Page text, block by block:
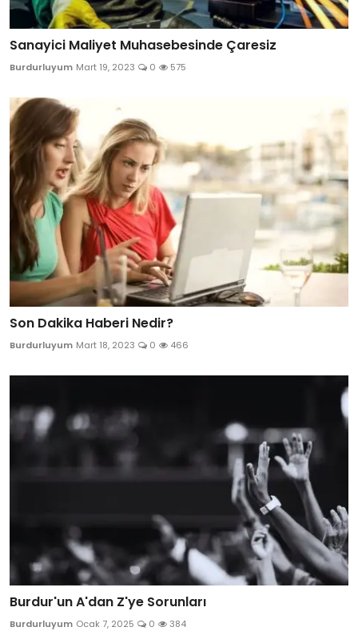
Sanayici Maliyet Muhasebesinde Çaresiz
Burdurluyum Mart 19, 2023 0 575
Son Dakika Haberi Nedir?
Burdurluyum Mart 18, 2023 0 466
Burdur'un A'dan Z'ye Sorunları
Burdurluyum Ocak 7, 2025 0 384